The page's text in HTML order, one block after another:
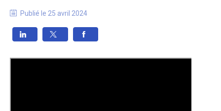
Publié le 25 avril 2024